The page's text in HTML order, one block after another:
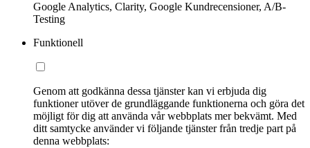
Google Analytics, Clarity, Google Kundrecensioner, A/B-
Testing
Funktionell
Genom att godkänna dessa tjänster kan vi erbjuda dig
funktioner utöver de grundläggande funktionerna och göra det
möjligt för dig att använda vår webbplats mer bekvämt. Med
ditt samtycke använder vi följande tjänster från tredje part på
denna webbplats: